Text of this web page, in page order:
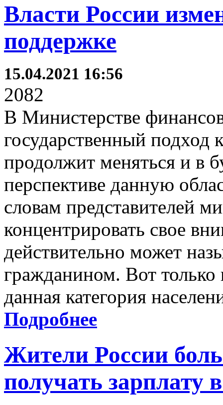
Власти России
поддержке
15.04.2021 16:56
2082
В Министерстве
государственный подход
продолжит меняться и в
перспективе данную
словам представителей
концентрировать свое
действительно может
гражданином. Вот только
данная категория
Подробнее
Жители России
получать зарплату